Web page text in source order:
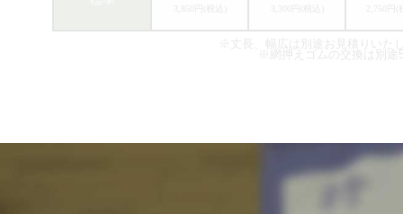
※丈長、幅広は別途お見積りいた
※網押えゴムの交換は別途